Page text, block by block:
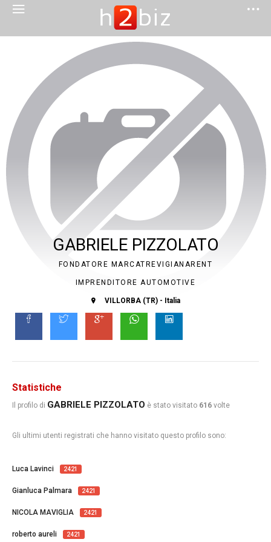
GABRIELE PIZZOLATO
FONDATORE MARCATREVIGIANARENT
IMPRENDITORE AUTOMOTIVE
VILLORBA (TR) - Italia
Statistiche
Il profilo di GABRIELE PIZZOLATO è stato visitato 616 volte
Gli ultimi utenti registrati che hanno visitato questo profilo sono:
Luca Lavinci 2421
Gianluca Palmara 2421
NICOLA MAVIGLIA 2421
roberto aureli 2421